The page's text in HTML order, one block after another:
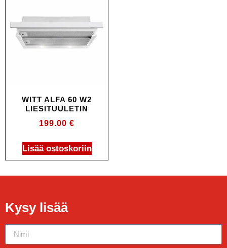
WITT ALFA 60 W2
LIESITUULETIN
199.00 €
Lisää ostoskoriin
Kysy lisää